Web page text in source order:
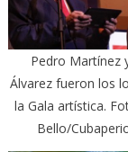
Pedro Martínez
Álvarez fueron los
la Gala artística.
Bello/